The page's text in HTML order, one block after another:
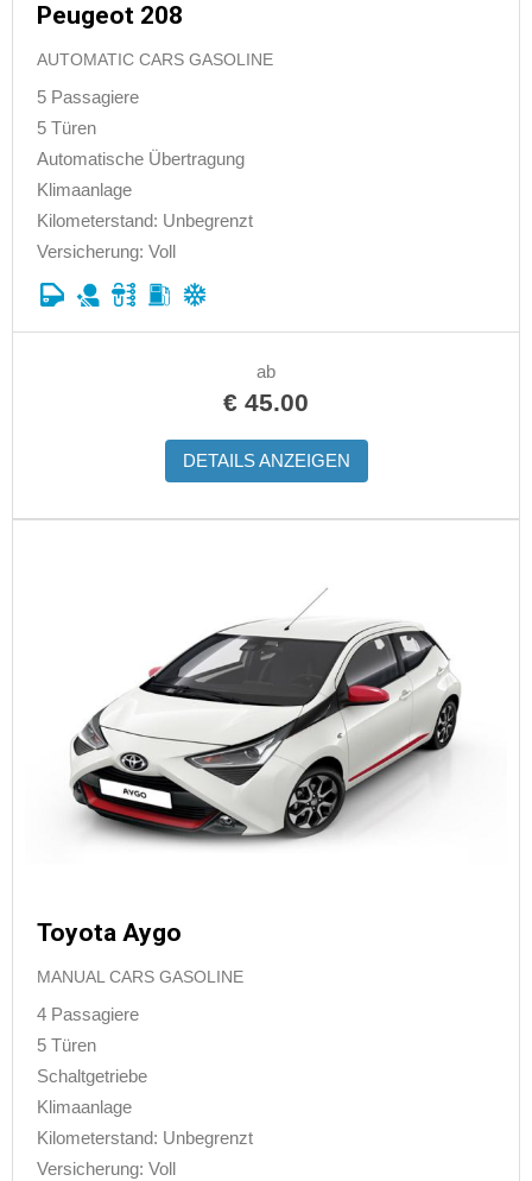
Peugeot 208
AUTOMATIC CARS GASOLINE
5 Passagiere
5 Türen
Automatische Übertragung
Klimaanlage
Kilometerstand: Unbegrenzt
Versicherung: Voll
ab
€ 45.00
DETAILS ANZEIGEN
Toyota Aygo
MANUAL CARS GASOLINE
4 Passagiere
5 Türen
Schaltgetriebe
Klimaanlage
Kilometerstand: Unbegrenzt
Versicherung: Voll